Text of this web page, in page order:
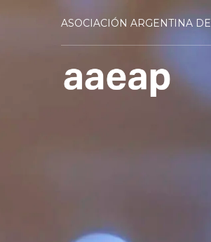
ASOCIACIÓN ARGENTINA DE